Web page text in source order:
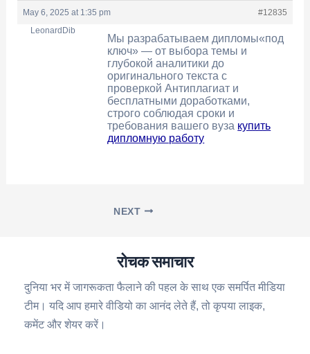
May 6, 2025 at 1:35 pm
#12835
LeonardDib
Мы разрабатываем дипломы«под
ключ» — от выбора темы и
глубокой аналитики до
оригинального текста с
проверкой Антиплагиат и
бесплатными доработками,
строго соблюдая сроки и
требования вашего вуза купить
дипломную работу
NEXT
रोचक समाचार
दुनिया भर में जागरूकता फैलाने की पहल के साथ एक समर्पित मीडिया
टीम। यदि आप हमारे वीडियो का आनंद लेते हैं, तो कृपया लाइक,
कमेंट और शेयर करें।